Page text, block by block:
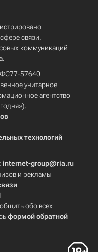
связи,
коммуникаций
ФС77-57640
унитарное
агентство
технологий
internet-group@ria.ru
и рекламы
обо всех
формой обратной